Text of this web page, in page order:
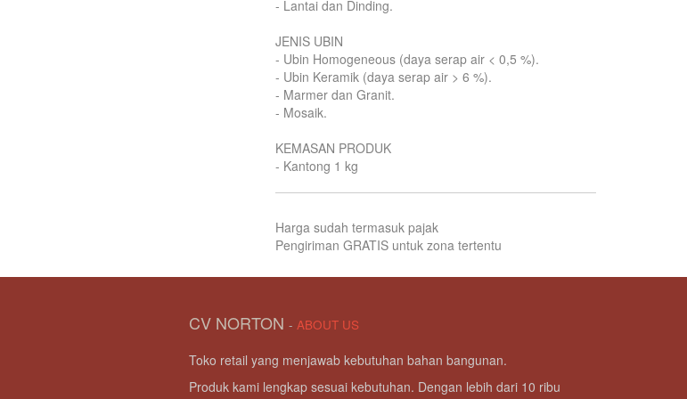
- Lantai dan Dinding.
JENIS UBIN
- Ubin Homogeneous (daya serap air < 0,5 %).
- Ubin Keramik (daya serap air > 6 %).
- Marmer dan Granit.
- Mosaik.
KEMASAN PRODUK
- Kantong 1 kg
Harga sudah termasuk pajak
Pengiriman GRATIS untuk zona tertentu
CV NORTON - ABOUT US
Toko retail yang menjawab kebutuhan bahan bangunan.
Produk kami lengkap sesuai kebutuhan. Dengan lebih dari 10 ribu